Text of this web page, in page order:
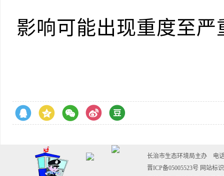
影响可能出现重度至
长治市生态环境局主办 电话
晋ICP备05005523号 网站标